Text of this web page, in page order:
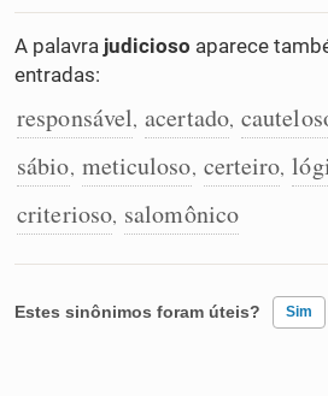
Conexões
Caça-palavras
Sinônimos
A palavra judicioso aparece
entradas:
responsável, acertado,
sábio, meticuloso, certeiro,
criterioso, salomônico
Estes sinônimos foram úteis? Sim